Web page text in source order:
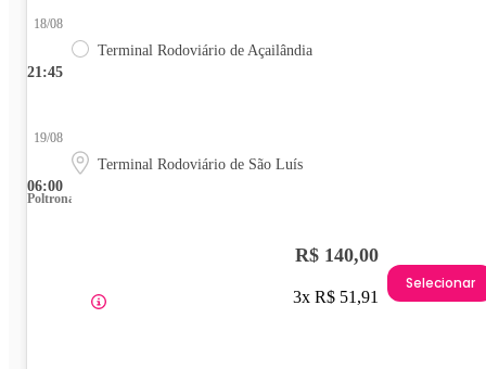
21:45
18/08
Terminal Rodoviário de Açailândia
06:00
19/08
Terminal Rodoviário de São Luís
Poltrona
R$ 140,00
3x R$ 51,91
Selecionar